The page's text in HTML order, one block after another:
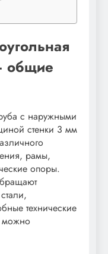
общие
с наружными
стенки 3 мм
рамы,
опоры.
технические
можно